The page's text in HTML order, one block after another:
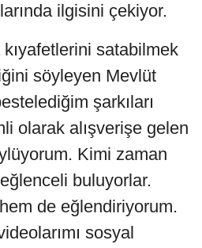
ilgisini çekiyor.
satabilmek
söyleyen Mevlüt
şarkıları
olarak alışverişe gelen
Kimi zaman
buluyorlar.
de eğlendiriyorum.
sosyal